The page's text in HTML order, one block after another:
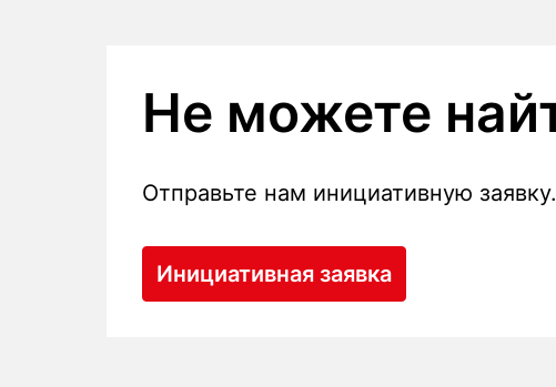
Не можете
Отправьте нам инициативную заявку.
Инициативная заявка